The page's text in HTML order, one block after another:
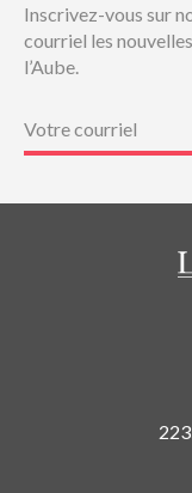
Inscrivez-vous sur
courriel les
l’Aube.